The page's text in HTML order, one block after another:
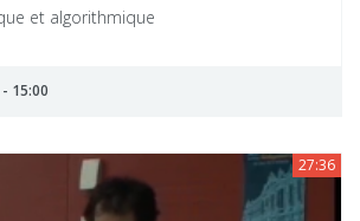
et algorithmique
15:00
27:36